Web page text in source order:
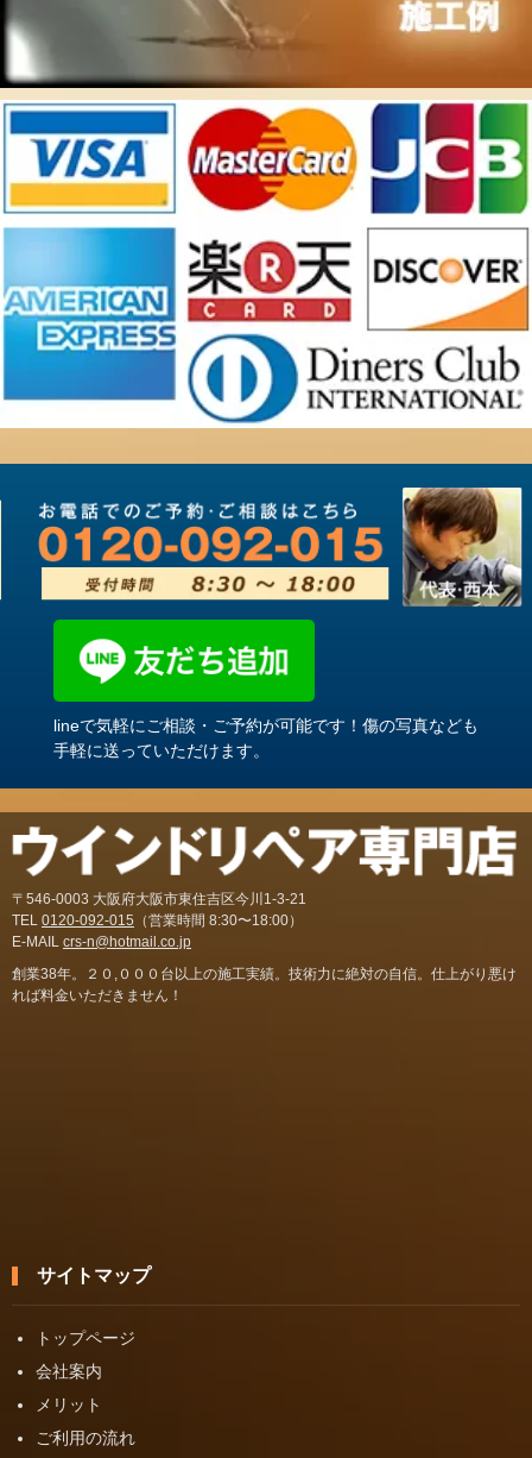
lineで気軽にご相談・ご予約が可能です！傷の写真なども
手軽に送っていただけます。
〒546-0003 大阪府大阪市東住吉区今川1-3-21
TEL 0120-092-015 （営業時間 8:30〜18:00）
E-MAIL crs-n@hotmail.co.jp
創業38年。２０,０００台以上の施工実績。技術力に絶対の自信。仕上がり悪け
れば料金いただきません！
サイトマップ
トップページ
会社案内
メリット
ご利用の流れ